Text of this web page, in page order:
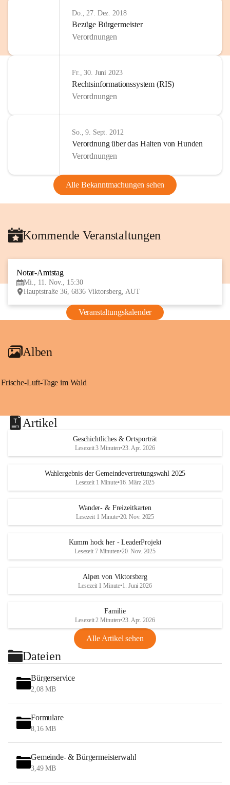
Do., 27. Dez. 2018
Bezüge Bürgermeister
Verordnungen
Fr., 30. Juni 2023
Rechtsinformationssystem (RIS)
Verordnungen
So., 9. Sept. 2012
Verordnung über das Halten von Hunden
Verordnungen
Alle Bekanntmachungen sehen
Kommende Veranstaltungen
Notar-Amtstag
Mi., 11. Nov., 15:30
Hauptstraße 36, 6836 Viktorsberg, AUT
Veranstaltungskalender
Alben
Frische-Luft-Tage im Wald
Artikel
Geschichtliches & Ortsporträt
Lesezeit 3 Minuten•23. Apr. 2026
Wahlergebnis der Gemeindevertretungswahl 2025
Lesezeit 1 Minute•16. März 2025
Wander- & Freizeitkarten
Lesezeit 1 Minute•20. Nov. 2025
Kumm hock her - LeaderProjekt
Lesezeit 7 Minuten•20. Nov. 2025
Alpen von Viktorsberg
Lesezeit 1 Minute•1. Juni 2026
Familie
Lesezeit 2 Minuten•23. Apr. 2026
Alle Artikel sehen
Dateien
Bürgerservice
2,08 MB
Formulare
8,16 MB
Gemeinde- & Bürgermeisterwahl
3,49 MB